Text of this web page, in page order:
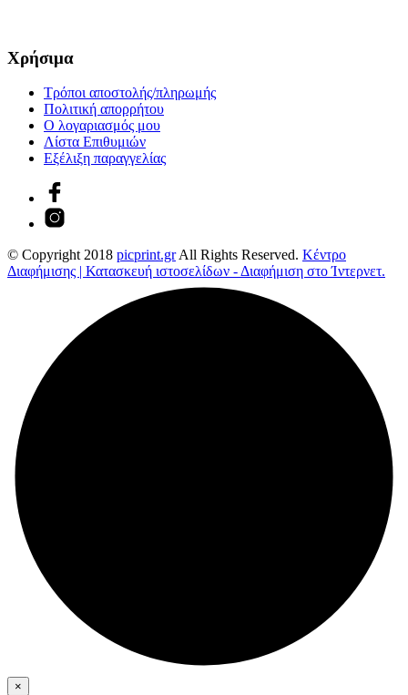
Χρήσιμα
Τρόποι αποστολής/πληρωμής
Πολιτική απορρήτου
Ο λογαριασμός μου
Λίστα Επιθυμιών
Εξέλιξη παραγγελίας
© Copyright 2018 picprint.grAll Rights Reserved. Κέντρο
Διαφήμισης | Κατασκευή ιστοσελίδων - Διαφήμιση στο Ίντερνετ.
×